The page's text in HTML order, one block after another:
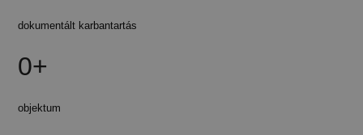
dokumentált karbantartás
0+
objektum